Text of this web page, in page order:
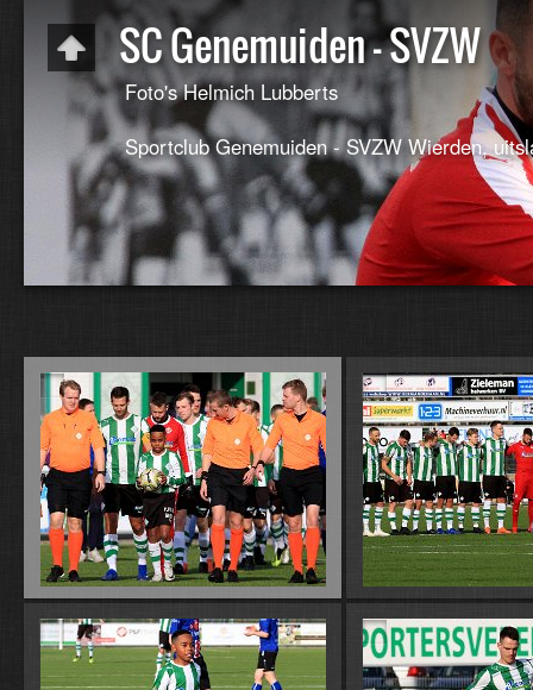
SC Genemuiden - SVZW
Foto's Helmich Lubberts
Sportclub Genemuiden - SVZW Wierden,